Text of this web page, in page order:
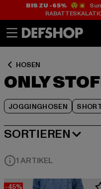
BIS ZU -65%😲💥
HOSEN
ONLY
JOGGINGHOSEN
SORTIEREN
BELIEBTESTE
1 ARTIKEL
-45%